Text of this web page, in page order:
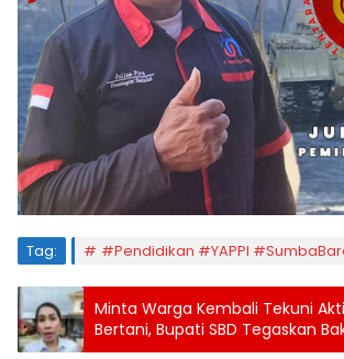
Tag: #Pendidikan #YAPPI
Minta Warga Kembali Tekuni
Bertani, Bupati SBD Tegaskan
Provokator di Balik Kisruh Batas